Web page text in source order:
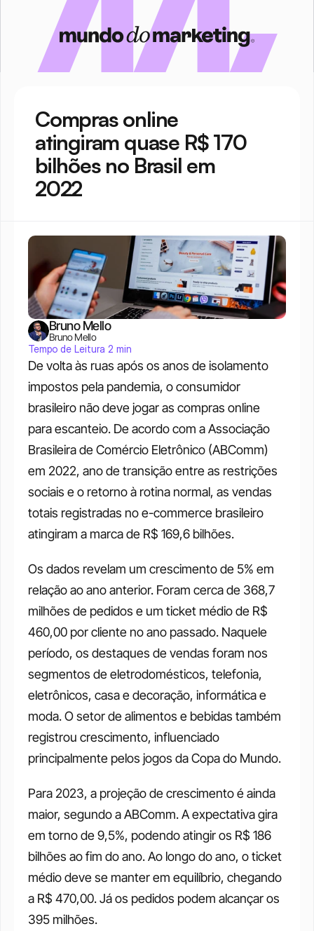
Compras online
atingiram quase R$ 170
bilhões no Brasil em
2022
De volta às ruas após os anos de isolamento
impostos pela pandemia, o consumidor
brasileiro não deve jogar as compras online
para escanteio. De acordo com a Associação
Brasileira de Comércio Eletrônico (ABComm)
em 2022, ano de transição entre as restrições
sociais e o retorno à rotina normal, as vendas
totais registradas no e-commerce brasileiro
atingiram a marca de R$ 169,6 bilhões.
Os dados revelam um crescimento de 5% em
relação ao ano anterior. Foram cerca de 368,7
milhões de pedidos e um ticket médio de R$
460,00 por cliente no ano passado. Naquele
período, os destaques de vendas foram nos
segmentos de eletrodomésticos, telefonia,
eletrônicos, casa e decoração, informática e
moda. O setor de alimentos e bebidas também
registrou crescimento, influenciado
principalmente pelos jogos da Copa do Mundo.
Para 2023, a projeção de crescimento é ainda
maior, segundo a ABComm. A expectativa gira
em torno de 9,5%, podendo atingir os R$ 186
bilhões ao fim do ano. Ao longo do ano, o ticket
médio deve se manter em equilíbrio, chegando
a R$ 470,00. Já os pedidos podem alcançar os
395 milhões.
Bruno Mello
Bruno Mello
Tempo de Leitura 2 min